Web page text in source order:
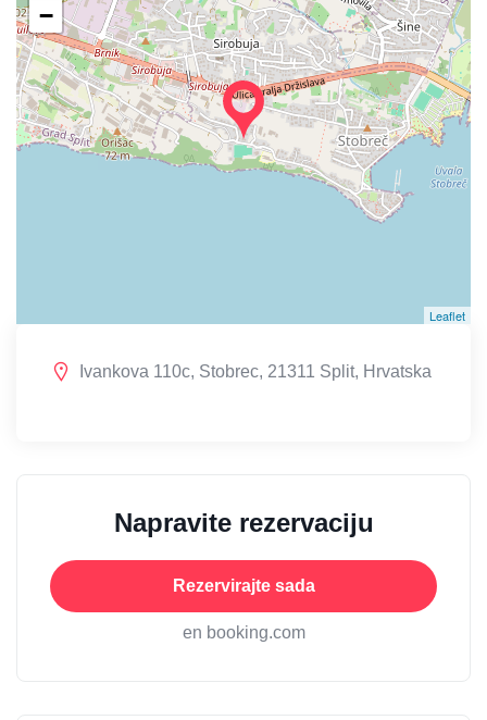
−
Leaflet
Ivankova 110c, Stobrec, 21311 Split, Hrvatska
Napravite rezervaciju
Rezervirajte sada
en booking.com